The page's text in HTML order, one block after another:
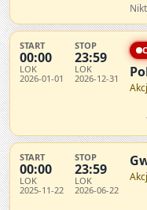
START
00:00
LOK
2026-01-01
STOP
23:59
LOK
2026-12-31
START
00:00
LOK
2025-11-22
STOP
23:59
LOK
2026-06-22